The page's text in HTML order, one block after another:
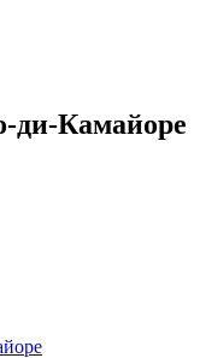
ди-Камайоре